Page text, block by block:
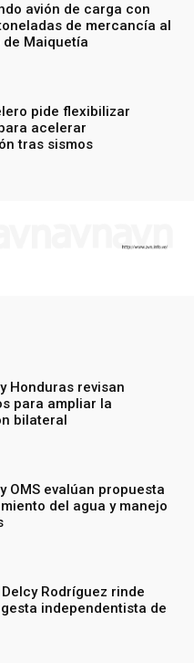
avión de carga con
de mercancía al
Maiquetía
pide flexibilizar
acelerar
tras sismos
Honduras revisan
para ampliar la
bilateral
OMS evalúan propuesta
del agua y manejo
Rodríguez rinde
independentista de